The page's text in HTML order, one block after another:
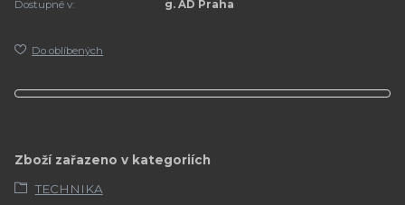
Dostupné v:
g. AD Praha
Do oblíbených
Zboží zařazeno v kategoriích
TECHNIKA